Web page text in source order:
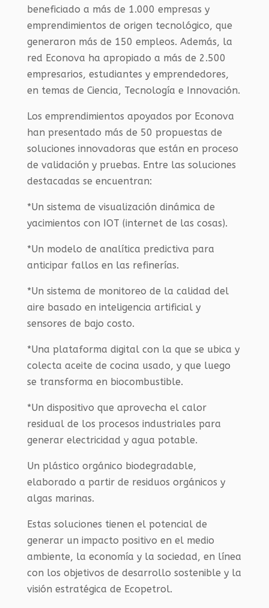
beneficiado a más de 1.000 empresas y
emprendimientos de origen tecnológico, que
generaron más de 150 empleos. Además, la
red Econova ha apropiado a más de 2.500
empresarios, estudiantes y emprendedores,
en temas de Ciencia, Tecnología e Innovación.
Los emprendimientos apoyados por Econova
han presentado más de 50 propuestas de
soluciones innovadoras que están en proceso
de validación y pruebas. Entre las soluciones
destacadas se encuentran:
*Un sistema de visualización dinámica de
yacimientos con IOT (internet de las cosas).
*Un modelo de analítica predictiva para
anticipar fallos en las refinerías.
*Un sistema de monitoreo de la calidad del
aire basado en inteligencia artificial y
sensores de bajo costo.
*Una plataforma digital con la que se ubica y
colecta aceite de cocina usado, y que luego
se transforma en biocombustible.
*Un dispositivo que aprovecha el calor
residual de los procesos industriales para
generar electricidad y agua potable.
Un plástico orgánico biodegradable,
elaborado a partir de residuos orgánicos y
algas marinas.
Estas soluciones tienen el potencial de
generar un impacto positivo en el medio
ambiente, la economía y la sociedad, en línea
con los objetivos de desarrollo sostenible y la
visión estratégica de Ecopetrol.